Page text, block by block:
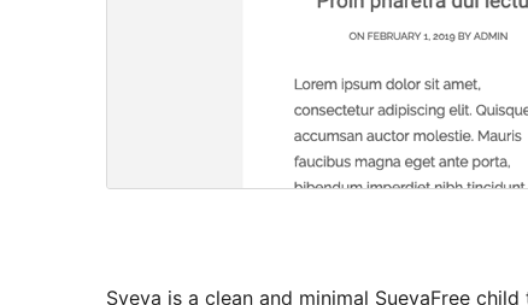
Sveva is a clean and minimal SuevaFree